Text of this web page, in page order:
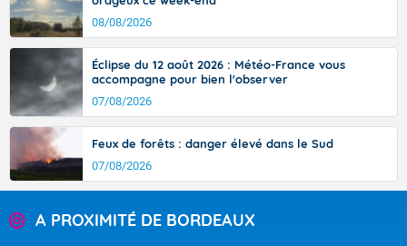
08/08/2026
Éclipse du 12 août 2026 : Météo-France vous
accompagne pour bien l'observer
07/08/2026
Feux de forêts : danger élevé dans le Sud
07/08/2026
A PROXIMITÉ DE BORDEAUX